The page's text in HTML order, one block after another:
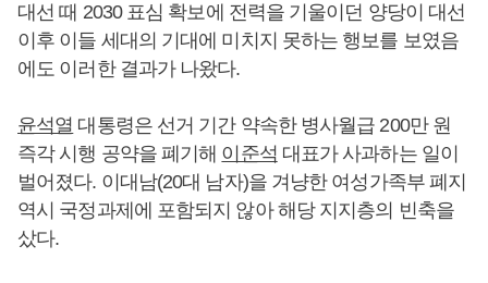
대선 때 2030 표심 확보에 전력을 기울이던 양당이 대선
이후 이들 세대의 기대에 미치지 못하는 행보를 보였음
에도 이러한 결과가 나왔다.
윤석열 대통령은 선거 기간 약속한 병사월급 200만 원
즉각 시행 공약을 폐기해 이준석 대표가 사과하는 일이
벌어졌다. 이대남(20대 남자)을 겨냥한 여성가족부 폐지
역시 국정과제에 포함되지 않아 해당 지지층의 빈축을
샀다.